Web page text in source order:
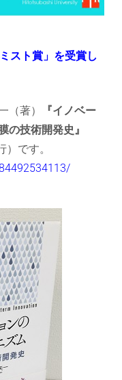
ン
研
セ
ン
ー
スト賞」を受賞し
（著）
『イノベー
技術開発史』
です。